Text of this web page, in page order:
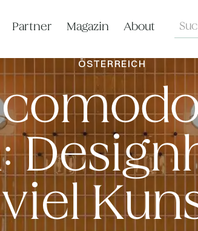
Partner Magazin About
ÖSTERREICH
viel